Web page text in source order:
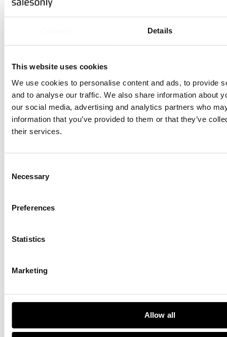
Details
This website uses cookies
We use cookies to personalise content and ads, to provide
and to analyse our traffic. We also share information about
our social media, advertising and analytics partners who
information that you’ve provided to them or that they’ve
their services.
Selection
Necessary
Preferences
Statistics
Marketing
Allow all
uppdrag och i din organisation”,avslutar Kristin.